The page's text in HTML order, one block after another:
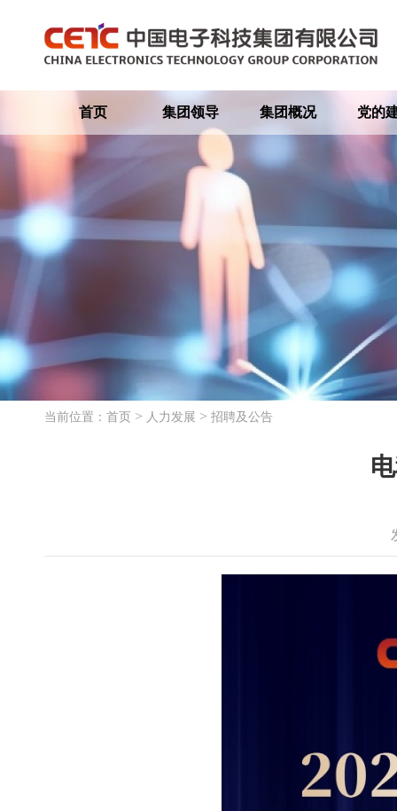
首页 集团领导 集团概况 党的
当前位置： 首页 > 人力发展 > 招聘及公告